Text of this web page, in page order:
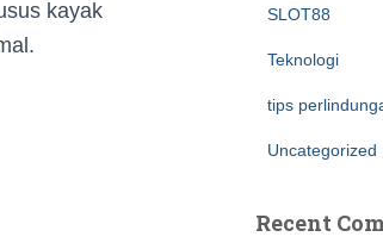
kayak
SLOT88
Teknologi
tips
Uncategorized
Recent